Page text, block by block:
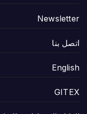
Newsletter
اتصل بنا
English
GITEX